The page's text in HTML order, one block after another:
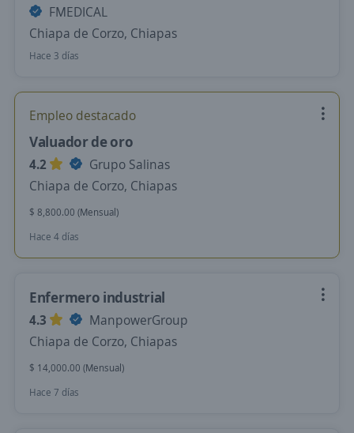
FMEDICAL
Chiapa de Corzo, Chiapas
Hace 3 días
Empleo destacado
Valuador de oro
4.2
Grupo Salinas
Chiapa de Corzo, Chiapas
$ 8,800.00 (Mensual)
Hace 4 días
Enfermero industrial
4.3
ManpowerGroup
Chiapa de Corzo, Chiapas
$ 14,000.00 (Mensual)
Hace 7 días